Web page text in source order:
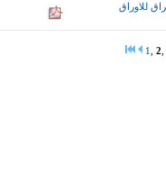
للاوراق
1 2